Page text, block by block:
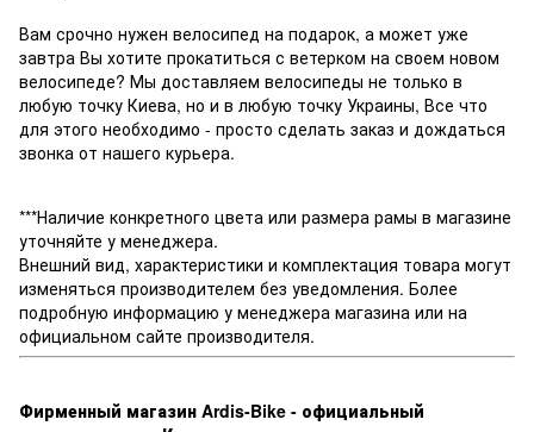
Вам срочно нужен велосипед на подарок, а может уже
завтра Вы хотите прокатиться с ветерком на своем новом
велосипеде? Мы доставляем велосипеды не только в
любую точку Киева, но и в любую точку Украины, Все что
для этого необходимо - просто сделать заказ и дождаться
звонка от нашего курьера.
***Наличие конкретного цвета или размера рамы в магазине
уточняйте у менеджера.
Внешний вид, характеристики и комплектация товара могут
изменяться производителем без уведомления. Более
подробную информацию у менеджера магазина или на
официальном сайте производителя.
Фирменный магазин Ardis-Bike - официальный